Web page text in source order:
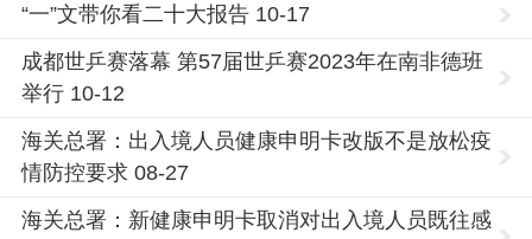
“一”文带你看二十大报告 10-17
成都世乒赛落幕 第57届世乒赛2023年在南非德班
举行 10-12
海关总署：出入境人员健康申明卡改版不是放松疫
情防控要求 08-27
海关总署：新健康申明卡取消对出入境人员既往感